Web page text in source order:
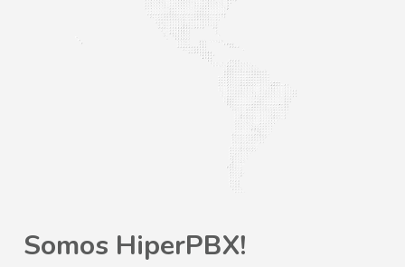
Somos HiperPBX!